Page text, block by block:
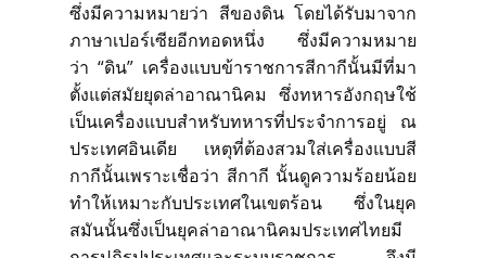
บริการซักแห้งและดูแลชุดสูท
ลูกค้าที่ใช้บริการกับเรา
รีวิวจากลูกค้า
ซึ่งมีความหมายว่า สีของดิน โดยได้รับมาจาก
ภาษาเปอร์เซียอีกทอดหนึ่ง ซึ่งมีความหมาย
ว่า “ดิน” เครื่องแบบข้าราชการสีกากีนั้นมีที่มา
ตั้งแต่สมัยยุดล่าอาณานิคม ซึ่งทหารอังกฤษใช้
เป็นเครื่องแบบสำหรับทหารที่ประจำการอยู่ ณ
ประเทศอินเดีย เหตุที่ต้องสวมใส่เครื่องแบบสี
กากีนั้นเพราะเชื่อว่า สีกากี นั้นดูความร้อยน้อย
ทำให้เหมาะกับประเทศในเขตร้อน ซึ่งในยุค
สมันนั้นซึ่งเป็นยุคล่าอาณานิคมประเทศไทยมี